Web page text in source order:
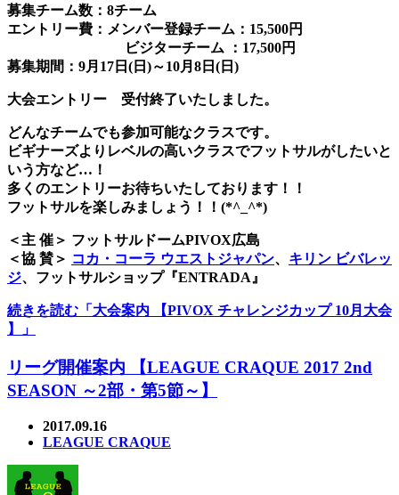
募集チーム数：8チーム
エントリー費：メンバー登録チーム：15,500円
ビジターチーム ：17,500円
募集期間：9月17日(日)～10月8日(日)
大会エントリー 受付終了いたしました。
どんなチームでも参加可能なクラスです。
ビギナーズよりレベルの高いクラスでフットサルがしたいと
いう方など…！
多くのエントリーお待ちいたしております！！
フットサルを楽しみましょう！！(*^_^*)
＜主 催＞ フットサルドームPIVOX広島
＜協 賛＞ コカ・コーラ ウエストジャパン、 キリン ビバレッ
ジ、フットサルショップ『ENTRADA』
続きを読む「大会案内 【PIVOX チャレンジカップ 10月大会
】」
リーグ開催案内 【LEAGUE CRAQUE 2017 2nd
SEASON ～2部・第5節～】
2017.09.16
LEAGUE CRAQUE